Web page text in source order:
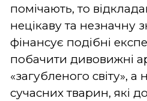
помічають, то
нецікаву та незначну
фінансує подібні
побачити дивовижні
«загубленого світу», а
сучасних тварин, які